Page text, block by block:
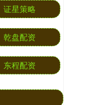
证星策略
乾盘配资
东程配资